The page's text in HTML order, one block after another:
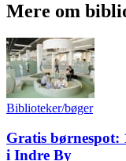
Mere om
Biblioteker/bøger
Gratis børnespot:
i Indre By